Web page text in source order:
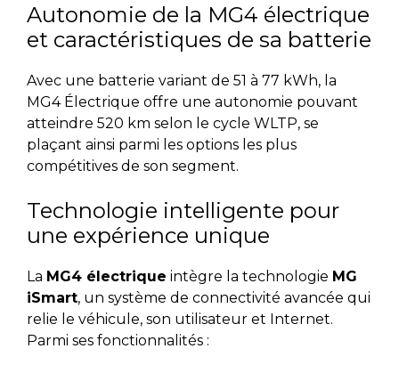
Autonomie de la MG4 électrique
et caractéristiques de sa batterie
Avec une batterie variant de 51 à 77 kWh, la
MG4 Électrique offre une autonomie pouvant
atteindre 520 km selon le cycle WLTP, se
plaçant ainsi parmi les options les plus
compétitives de son segment.
Technologie intelligente pour
une expérience unique
La MG4 électrique intègre la technologie MG
iSmart, un système de connectivité avancée qui
relie le véhicule, son utilisateur et Internet.
Parmi ses fonctionnalités :